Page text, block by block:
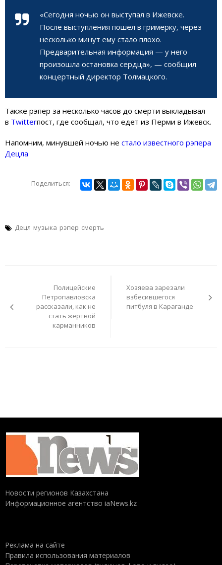
«Сегодня ночью он выступал в Ижевске.
После выступления пошел в гримерку, через
несколько минут ему стало плохо.
Предварительная информация — у него
произошла остановка сердца», — сообщил
концертный директор Толмацкого.
Также рэпер за несколько часов до смерти выкладывал
в Twitterпост, где сообщал, что едет из Перми в Ижевск.
Напомним, минувшей ночью не стало известного рэпера
Децла
Поделиться:
Децл музыка рэпер смерть
Полицейские
Петропавловска
рассказали, как не
стать жертвой
карманников
Хозяева зарезали
взбесившегося
питбуля в Караганде
Новости регионов Казахстана
Информационное агентство iaNews.kz
Реклама на сайте
Правила использования материалов